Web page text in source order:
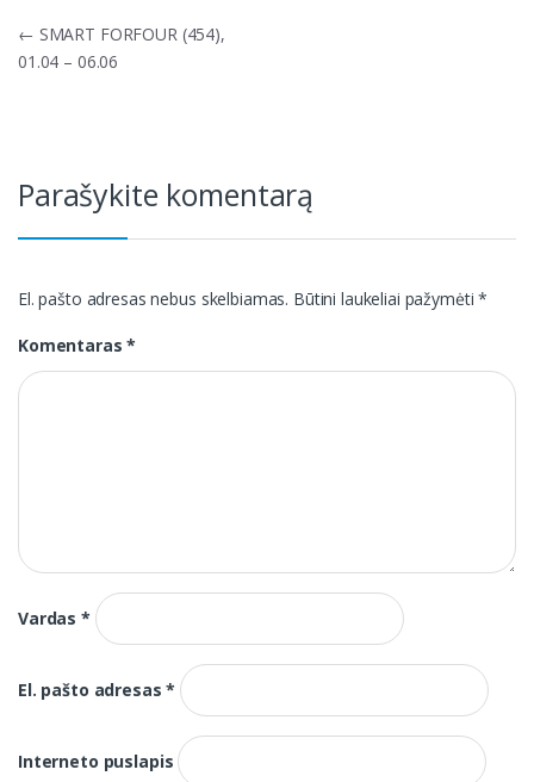
Navigacija
tarp
įrašų
← SMART FORFOUR (454),
01.04 – 06.06
Parašykite komentarą
El. pašto adresas nebus skelbiamas. Būtini laukeliai pažymėti*
Komentaras*
Vardas*
El. pašto adresas*
Interneto puslapis